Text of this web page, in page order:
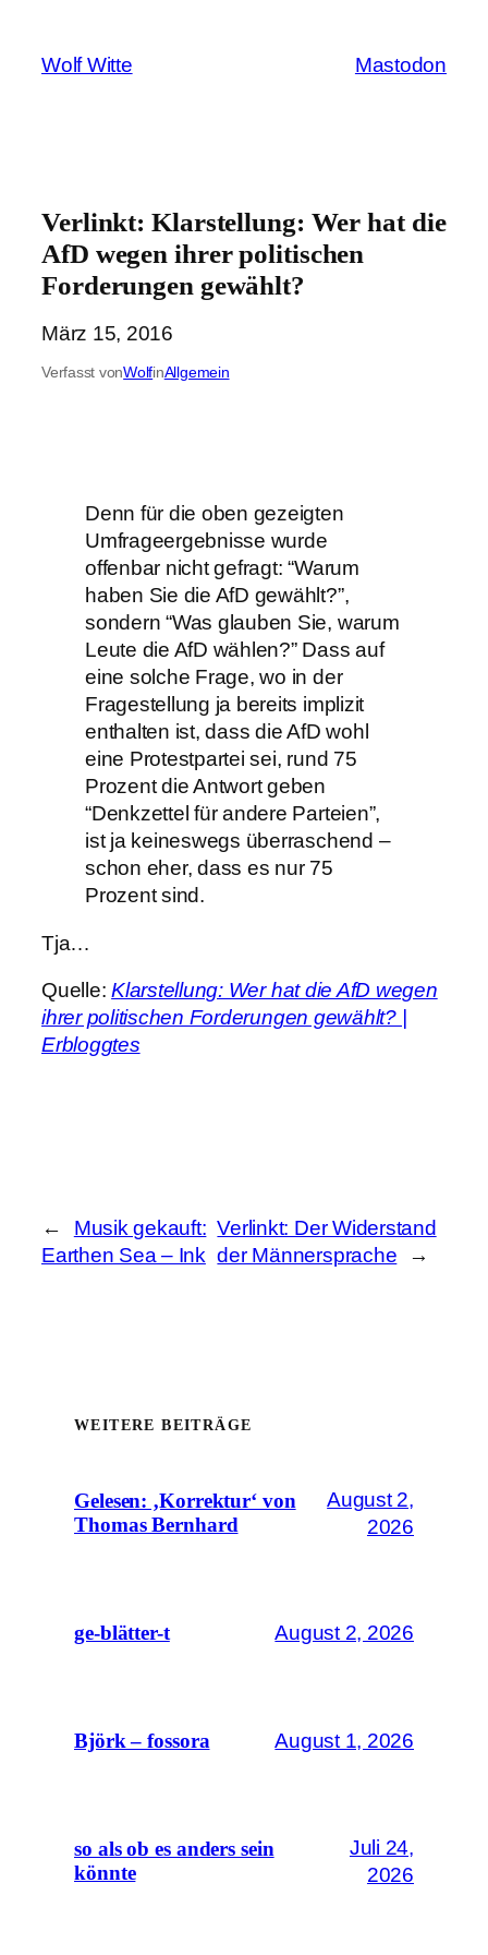
springen
Wolf Witte Mastodon
Verlinkt: Klarstellung: Wer hat die
AfD wegen ihrer politischen
Forderungen gewählt?
März 15, 2016
Verfasst vonWolfinAllgemein
Denn für die oben gezeigten
Umfrageergebnisse wurde
offenbar nicht gefragt: “Warum
haben Sie die AfD gewählt?”,
sondern “Was glauben Sie, warum
Leute die AfD wählen?” Dass auf
eine solche Frage, wo in der
Fragestellung ja bereits implizit
enthalten ist, dass die AfD wohl
eine Protestpartei sei, rund 75
Prozent die Antwort geben
“Denkzettel für andere Parteien”,
ist ja keineswegs überraschend –
schon eher, dass es nur 75
Prozent sind.
Tja…
Quelle:Klarstellung: Wer hat die AfD wegen
ihrer politischen Forderungen gewählt? |
Erbloggtes
←
Musik gekauft:
Earthen Sea – Ink
Verlinkt: Der Widerstand
der Männersprache
→
WEITERE BEITRÄGE
Gelesen: ‚Korrektur‘ von
Thomas Bernhard
August 2,
2026
ge-blätter-t August 2, 2026
Björk – fossora August 1, 2026
so als ob es anders sein
könnte
Juli 24,
2026